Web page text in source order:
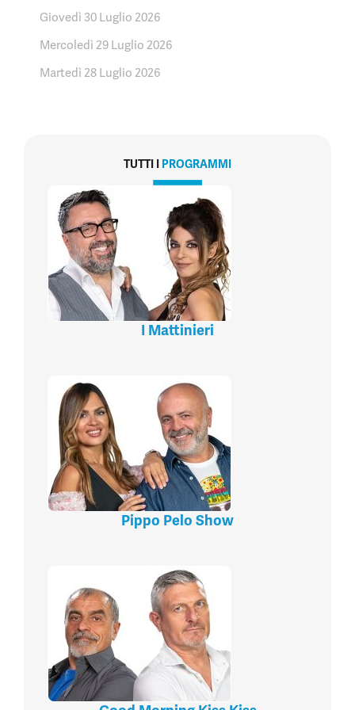
Giovedì 30 Luglio 2026
Mercoledì 29 Luglio 2026
Martedì 28 Luglio 2026
TUTTI I PROGRAMMI
I Mattinieri
Pippo Pelo Show